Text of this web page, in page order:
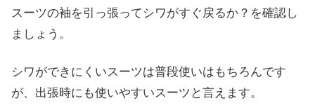
スーツの袖を引っ張ってシワがすぐ戻るか？を確認し
ましょう。
シワができにくいスーツは普段使いはもちろんです
が、出張時にも使いやすいスーツと言えます。